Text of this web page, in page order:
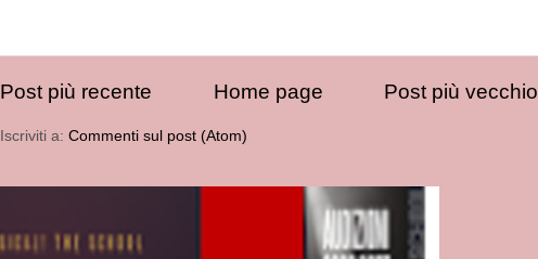
Post più recente Post più vecchio
Home page
Iscriviti a: Commenti sul post (Atom)